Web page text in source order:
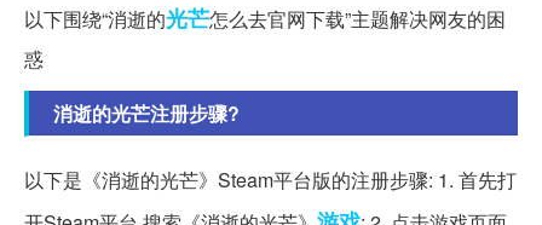
以下围绕“消逝的光芒怎么去官网下载”主题解决网友的困
惑
消逝的光芒注册步骤?
以下是《消逝的光芒》Steam平台版的注册步骤: 1. 首先打